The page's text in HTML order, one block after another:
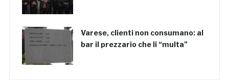
Varese, clienti non consumano: al
bar il prezzario che li “multa”